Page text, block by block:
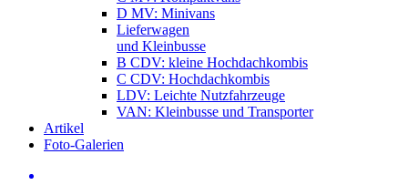
D MV: Minivans
Lieferwagen
und Kleinbusse
B CDV: kleine Hochdachkombis
C CDV: Hochdachkombis
LDV: Leichte Nutzfahrzeuge
VAN: Kleinbusse und Transporter
Artikel
Foto-Galerien